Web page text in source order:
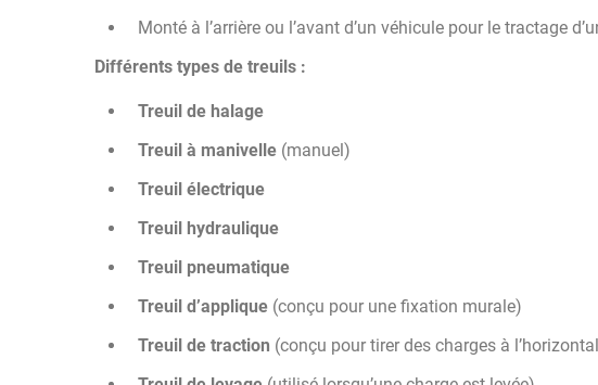
Monté à l’arrière ou l’avant d’un véhicule pour le tractage
Différents types de treuils :
Treuil de halage
Treuil à manivelle (manuel)
Treuil électrique
Treuil hydraulique
Treuil pneumatique
Treuil d’applique (conçu pour une fixation murale)
Treuil de traction (conçu pour tirer des charges à